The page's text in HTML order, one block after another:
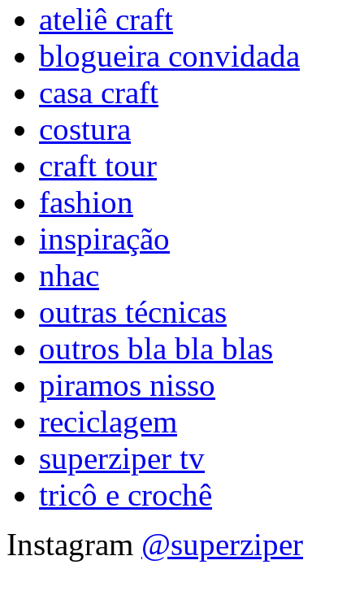
ateliê craft
blogueira convidada
casa craft
costura
craft tour
fashion
inspiração
nhac
outras técnicas
outros bla bla blas
piramos nisso
reciclagem
superziper tv
tricô e crochê
Instagram @superziper